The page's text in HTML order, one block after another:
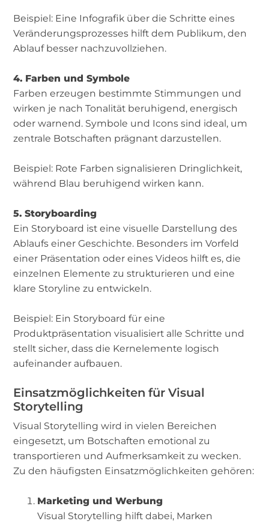
Beispiel: Eine Infografik über die Schritte eines
Veränderungsprozesses hilft dem Publikum, den
Ablauf besser nachzuvollziehen.
4. Farben und Symbole
Farben erzeugen bestimmte Stimmungen und
wirken je nach Tonalität beruhigend, energisch
oder warnend. Symbole und Icons sind ideal, um
zentrale Botschaften prägnant darzustellen.
Beispiel: Rote Farben signalisieren Dringlichkeit,
während Blau beruhigend wirken kann.
5. Storyboarding
Ein Storyboard ist eine visuelle Darstellung des
Ablaufs einer Geschichte. Besonders im Vorfeld
einer Präsentation oder eines Videos hilft es, die
einzelnen Elemente zu strukturieren und eine
klare Storyline zu entwickeln.
Beispiel: Ein Storyboard für eine
Produktpräsentation visualisiert alle Schritte und
stellt sicher, dass die Kernelemente logisch
aufeinander aufbauen.
Einsatzmöglichkeiten für Visual
Storytelling
Visual Storytelling wird in vielen Bereichen
eingesetzt, um Botschaften emotional zu
transportieren und Aufmerksamkeit zu wecken.
Zu den häufigsten Einsatzmöglichkeiten gehören:
Marketing und Werbung
Visual Storytelling hilft dabei, Marken